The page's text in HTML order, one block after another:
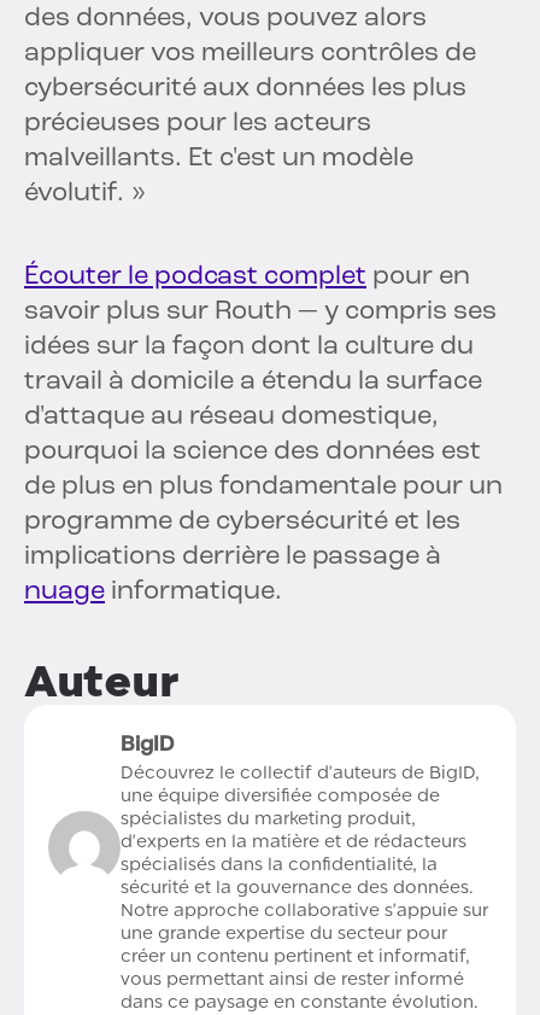
des données, vous pouvez alors
appliquer vos meilleurs contrôles de
cybersécurité aux données les plus
précieuses pour les acteurs
malveillants. Et c'est un modèle
évolutif. »
Écouter le podcast complet pour en
savoir plus sur Routh — y compris ses
idées sur la façon dont la culture du
travail à domicile a étendu la surface
d'attaque au réseau domestique,
pourquoi la science des données est
de plus en plus fondamentale pour un
programme de cybersécurité et les
implications derrière le passage à
nuage informatique.
Auteur
BigID
Découvrez le collectif d'auteurs de BigID,
une équipe diversifiée composée de
spécialistes du marketing produit,
d'experts en la matière et de rédacteurs
spécialisés dans la confidentialité, la
sécurité et la gouvernance des données.
Notre approche collaborative s'appuie sur
une grande expertise du secteur pour
créer un contenu pertinent et informatif,
vous permettant ainsi de rester informé
dans ce paysage en constante évolution.